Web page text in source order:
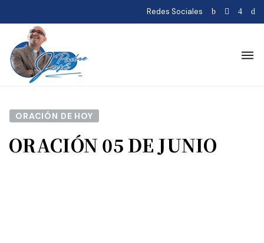
Redes Sociales
ORACIÓN DE HOY
ORACIÓN 05 DE JUNIO